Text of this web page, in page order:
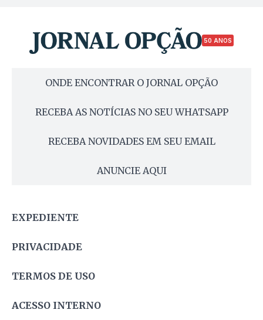
50 ANOS
ONDE ENCONTRAR O JORNAL OPÇÃO
RECEBA AS NOTÍCIAS NO SEU WHATSAPP
RECEBA NOVIDADES EM SEU EMAIL
ANUNCIE AQUI
EXPEDIENTE
PRIVACIDADE
TERMOS DE USO
ACESSO INTERNO